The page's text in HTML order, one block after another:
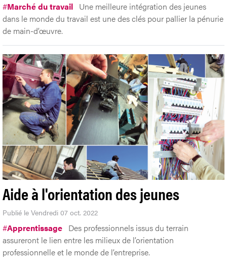
#Marché du travail Une meilleure intégration des jeunes
dans le monde du travail est une des clés pour pallier la pénurie
de main-d’œuvre.
Aide à l'orientation des jeunes
Publié le Vendredi 07 oct. 2022
#Apprentissage Des professionnels issus du terrain
assureront le lien entre les milieux de l’orientation
professionnelle et le monde de l’entreprise.